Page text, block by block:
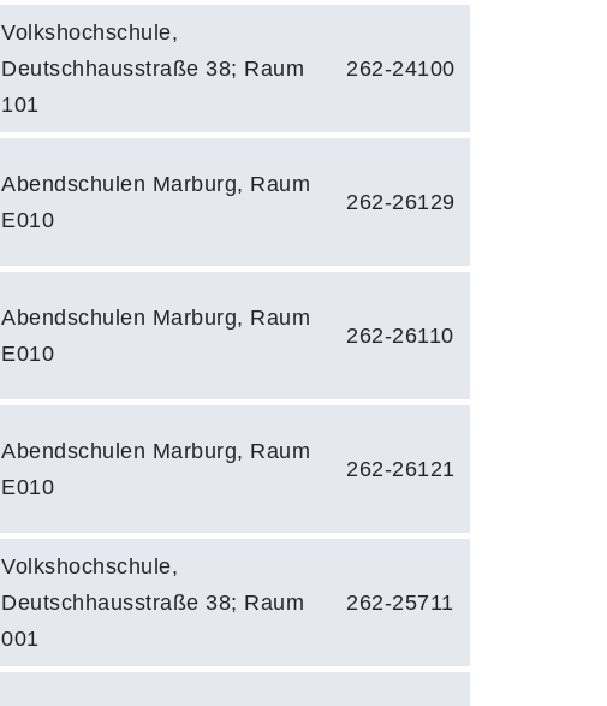
Volkshochschule,
Deutschhausstraße 38; Raum
101
262-24100
Abendschulen Marburg, Raum
E010
262-26129
Abendschulen Marburg, Raum
E010
262-26110
Abendschulen Marburg, Raum
E010
262-26121
Volkshochschule,
Deutschhausstraße 38; Raum
001
262-25711